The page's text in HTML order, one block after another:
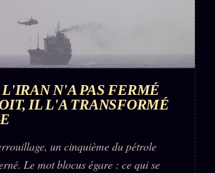
N'A PAS FERMÉ
IL L'A TRANSFORMÉ
un cinquième du pétrole
Le mot blocus égare : ce qui se